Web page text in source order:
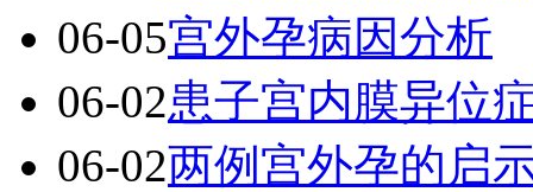
06-05宫外孕病因分析
06-02患子宫内膜异位
06-02两例宫外孕的启